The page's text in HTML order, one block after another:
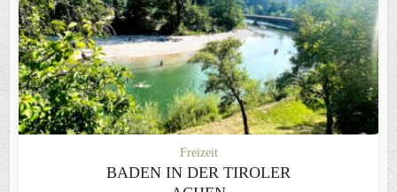
Freizeit
BADEN IN DER TIROLER